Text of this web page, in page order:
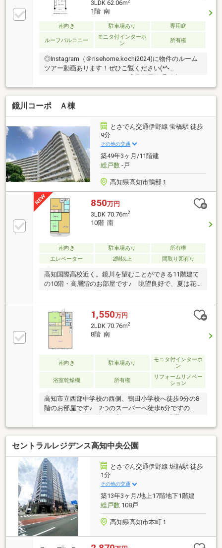
3LDK 62.06m2
1階 南
南向き 駐車場あり 専用庭
ルーフバルコニー
モニタ付インターホ
ン
所有権
◎Instagram（＠risehome.kochi2024)に物件のルーム
ツアー動画あります！ぜひご覧ください(*^-
シャレなインテリア・全室収納付き・庭付き・駐車場
空きあり【周辺環境】・高知市立鴨田小学校 徒歩9
分（約600ｍ）・高知市立西部中学校 徒歩9分（約
700ｍ）
鏡川コーポ Ａ棟
とさでん交通伊野線 蛍橋駅 徒歩
9分
その他の交通
築49年3ヶ月/11階建
総戸数-戸
高知県高知市鴨部１
850万円
3LDK 70.76m2
10階 南
南向き 駐車場あり
所有権
エレベーター
2階以上 間取り図有り
高知国際高校近く。鏡川を望むことができる11階建て
の10階・高層階のお部屋です♪ 眺望良好で、夏は花
パーへ徒歩6分、コンビニ2分と生活に便利な立地♪
リフォームが必要ですが、リフォームを含めたご相談
も可能です♪
1,550万円
2LDK 70.76m2
8階 南
南向き 駐車場あり
モニタ付インターホ
ン
浴室乾燥機 所有権
リフォームリノベー
ション
高知市立西部中学校の西側、鴨田小学校へ徒歩9分の8
階のお部屋です♪ 2つのスーパーへ徒歩6分ですの
ーション済（リフォーム済）予定♪ 水回りはすべて
新規交換し、使い勝手もよく、きれいな室内空間とな
ります♪ 小型犬や猫などペットとの生活が実現する
お部屋です♪
セントラルレジデンス高知中央公園
とさでん交通伊野線 堀詰駅 徒歩
1分
その他の交通
築13年3ヶ月/地上17階地下1階建
総戸数108戸
高知県高知市本町１